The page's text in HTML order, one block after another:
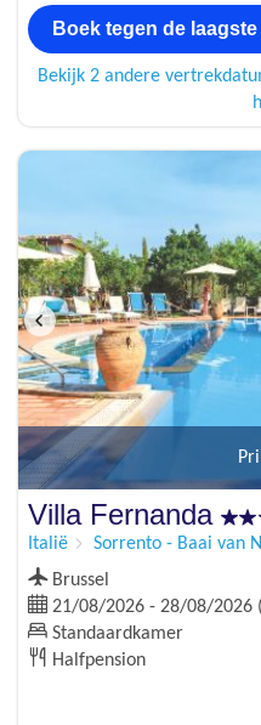
Boek tegen de
Bekijk 2 andere
Villa Fernanda
Italië Sorrento - Baai van
Brussel
21/08/2026 - 28/08/2026
Standaardkamer
Halfpension